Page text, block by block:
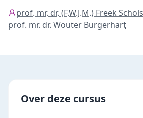
prof. mr. dr. (F.W.J.M.) Freek Schols
prof. mr. dr. Wouter Burgerhart
Over deze cursus